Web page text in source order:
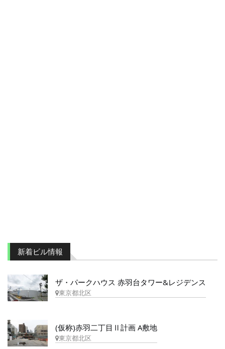
新着ビル情報
ザ・パークハウス 赤羽台タワー&レジデンス
東京都北区
(仮称)赤羽二丁目Ⅱ計画 A敷地
東京都北区